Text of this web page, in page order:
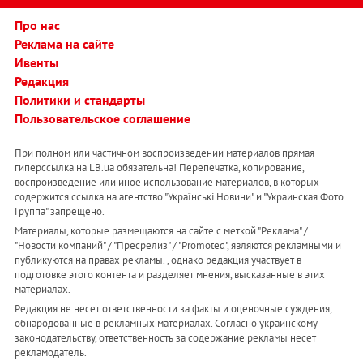
Про нас
Реклама на сайте
Ивенты
Редакция
Политики и стандарты
Пользовательское соглашение
При полном или частичном воспроизведении материалов прямая
гиперссылка на LB.ua обязательна! Перепечатка, копирование,
воспроизведение или иное использование материалов, в которых
содержится ссылка на агентство "Українськi Новини" и "Украинская Фото
Группа" запрещено.
Материалы, которые размещаются на сайте с меткой "Реклама" /
"Новости компаний" / "Пресрелиз" / "Promoted", являются рекламными и
публикуются на правах рекламы. , однако редакция участвует в
подготовке этого контента и разделяет мнения, высказанные в этих
материалах.
Редакция не несет ответственности за факты и оценочные суждения,
обнародованные в рекламных материалах. Согласно украинскому
законодательству, ответственность за содержание рекламы несет
рекламодатель.